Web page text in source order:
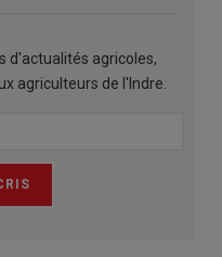
d'actualités agricoles,
agriculteurs de l'Indre.